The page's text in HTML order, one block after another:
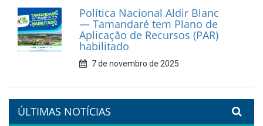
Prefeitura de Tamandaré
reforça diálogo e
compromisso com a
valorização da educação
7 de fevereiro de 2026
orla da cidade.